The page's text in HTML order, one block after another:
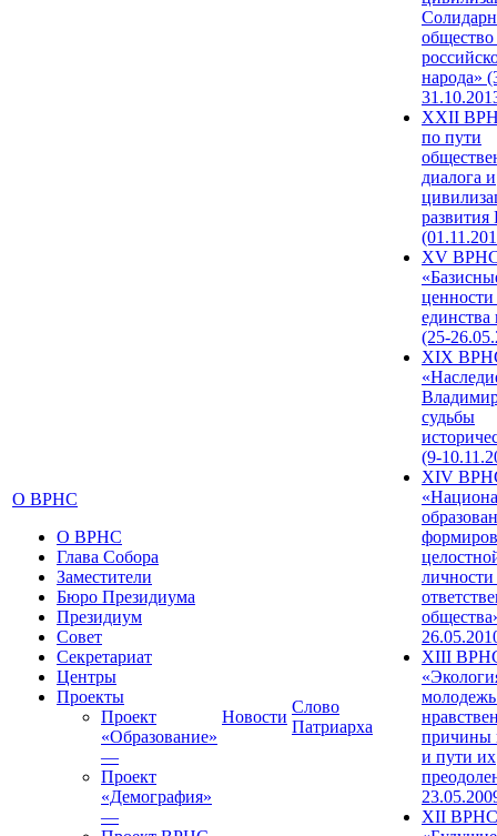
О ВРНС
О ВРНС
Глава Собора
Заместители
Бюро Президиума
Президиум
Совет
Секретариат
Центры
Проекты
Проект
«Образование»
—
Проект
«Демография»
—
Новости
Слово
Патриарха
народа»
XXII
по пути
диалога и
развития
XV
единства
(25-
XIX
судьбы
(9-
XIV
XIII
причины
и пути их
XII ВРНС